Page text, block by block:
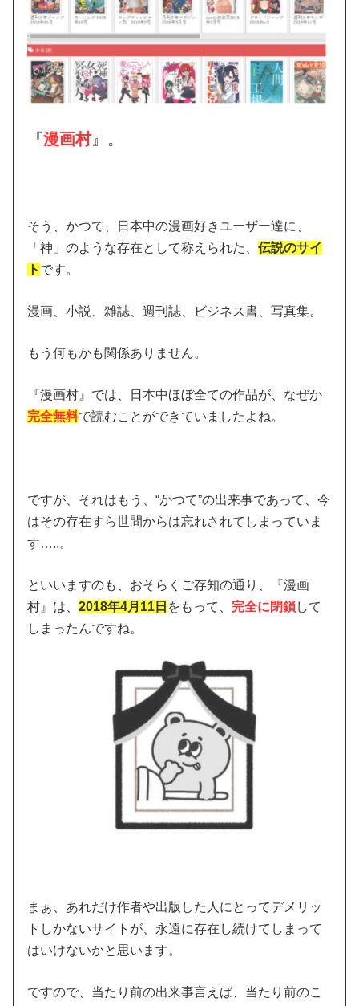
『漫画村』。
そう、かつて、日本中の漫画好きユーザー達に、
「神」のような存在として称えられた、伝説のサイ
ト です。
漫画、小説、雑誌、週刊誌、ビジネス書、写真集。
もう何もかも関係ありません。
『漫画村』では、日本中ほぼ全ての作品が、なぜか
完全無料で読むことができていましたよね。
ですが、それはもう、“かつて”の出来事であって、今
はその存在すら世間からは忘れされてしまっていま
す…..。
といいますのも、おそらくご存知の通り、『漫画
村』は、2018年4月11日 をもって、 完全に閉鎖して
しまったんですね。
まぁ、あれだけ作者や出版した人にとってデメリッ
トしかないサイトが、永遠に存在し続けてしまって
はいけないかと思います。
ですので、当たり前の出来事言えば、当たり前のこ